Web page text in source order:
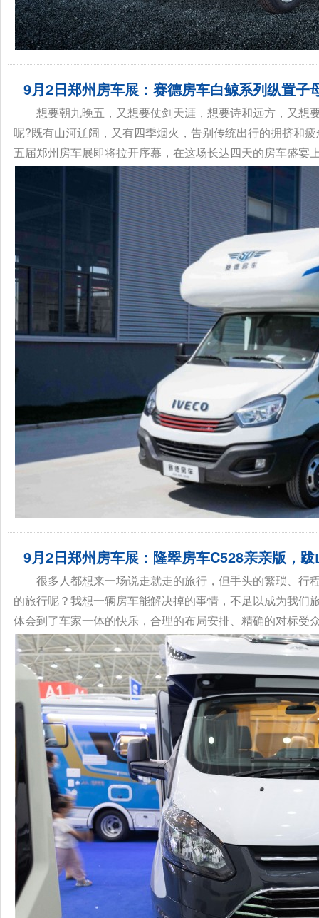
9月2日郑州房车展：赛德房车白鲸系列纵置
想要朝九晚五，又想要仗剑天涯，想要诗和远方，又
呢?既有山河辽阔，又有四季烟火，告别传统出行的拥挤和
五届郑州房车展即将拉开序幕，在这场长达四天的房车盛宴
9月2日郑州房车展：隆翠房车C528亲亲版，
很多人都想来一场说走就走的旅行，但手头的繁琐、
的旅行呢？我想一辆房车能解决掉的事情，不足以成为我
体会到了车家一体的快乐，合理的布局安排、精确的对标受